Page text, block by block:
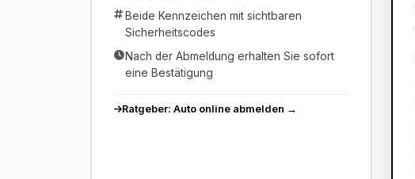
Beide Kennzeichen mit sichtbaren
Sicherheitscodes
Nach der Abmeldung erhalten Sie sofort
eine Bestätigung
Ratgeber: Auto online abmelden →